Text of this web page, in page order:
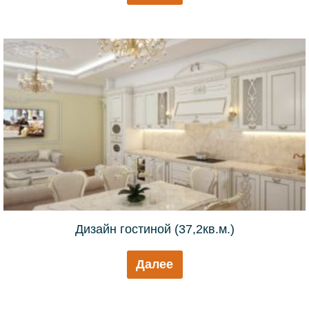
Дизайн гостиной (37,2кв.м.)
Далее